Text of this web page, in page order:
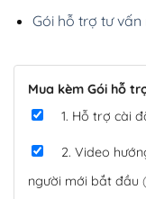
Gói hỗ trợ tư
Mua kèm Gói hỗ
1. Hỗ trợ cài
2. Video
người mới bắt đầu